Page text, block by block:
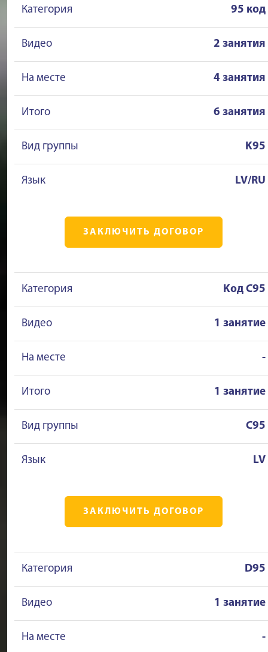
Категория 95 код
Видео 2 занятия
На месте 4 занятия
Итого 6 занятия
Вид группы K95
Язык LV/RU
ЗАКЛЮЧИТЬ ДОГОВОР
Категория Kод C95
Видео 1 занятие
На месте -
Итого 1 занятие
Вид группы C95
Язык LV
ЗАКЛЮЧИТЬ ДОГОВОР
Категория D95
Видео 1 занятие
На месте -